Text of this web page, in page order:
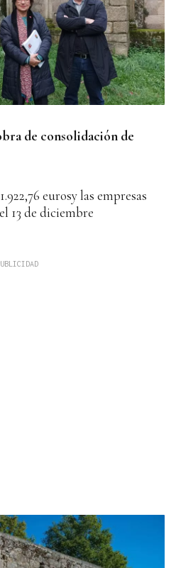
de consolidación de
eurosy las empresas
13 de diciembre